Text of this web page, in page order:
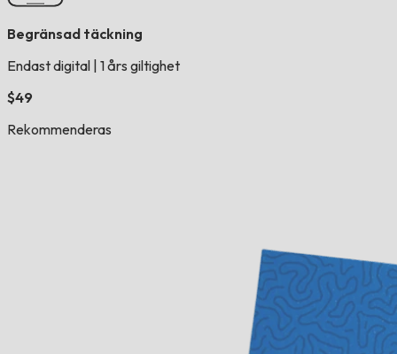
Begränsad täckning
Endast digital 1 års giltighet
$49
Rekommenderas